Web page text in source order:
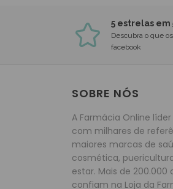
5 estrelas em
Descubra o que
facebook
SOBRE NÓS
A Farmácia Online
com milhares de
maiores marcas de
cosmética,
estar. Mais de 200.000
confiam na Loja da